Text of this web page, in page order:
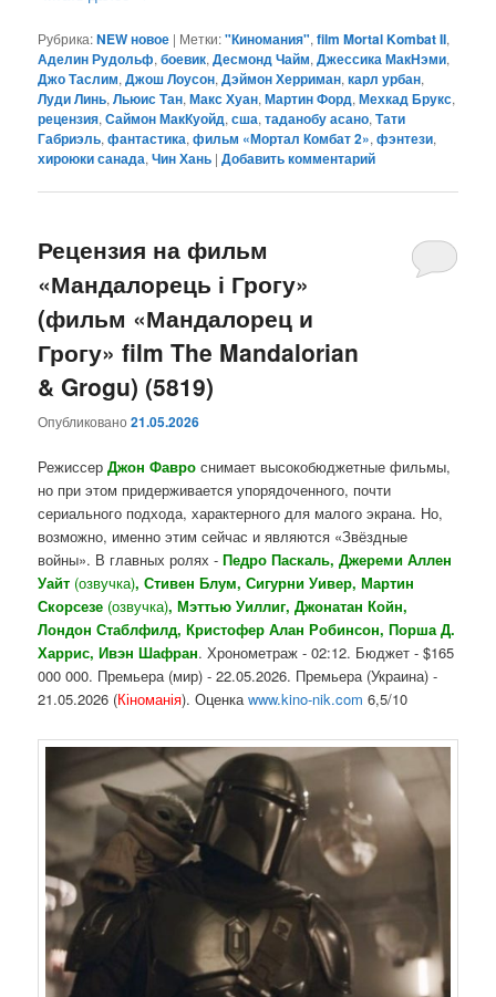
Рубрика:NEW новое | Метки:"Киномания",film Mortal Kombat II,
Аделин Рудольф,боевик,Десмонд Чайм,Джессика МакНэми,
Джо Таслим,Джош Лоусон,Дэймон Херриман,карл урбан,
Луди Линь,Льюис Тан,Макс Хуан,Мартин Форд,Мехкад Брукс,
рецензия,Саймон МакКуойд,сша,таданобу асано,Тати
Габриэль,фантастика,фильм «Мортал Комбат 2»,фэнтези,
хироюки санада,Чин Хань |Добавить комментарий
Рецензия на фильм
«Мандалорець і Грогу»
(фильм «Мандалорец и
Грогу» film The Mandalorian
& Grogu) (5819)
Опубликовано21.05.2026
РежиссерДжон Фавро снимает высокобюджетные фильмы,
но при этом придерживается упорядоченного, почти
сериального подхода, характерного для малого экрана. Но,
возможно, именно этим сейчас и являются «Звёздные
войны». В главных ролях -Педро Паскаль, Джереми Аллен
Уайт (озвучка), Стивен Блум, Сигурни Уивер, Мартин
Скорсезе (озвучка), Мэттью Уиллиг, Джонатан Койн,
Лондон Стаблфилд, Кристофер Алан Робинсон, Порша Д.
Харрис, Ивэн Шафран. Хронометраж - 02:12. Бюджет - $165
000 000. Премьера (мир) - 22.05.2026. Премьера (Украина) -
21.05.2026 (Кіноманія). Оценкаwww.kino-nik.com 6,5/10